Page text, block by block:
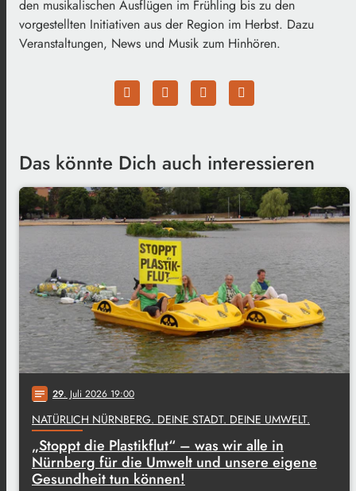
den musikalischen Ausflügen im Frühling bis zu den
vorgestellten Initiativen aus der Region im Herbst. Dazu
Veranstaltungen, News und Musik zum Hinhören.
Das könnte Dich auch interessieren
notes 29. Juli 2026 19:00
NATÜRLICH NÜRNBERG. DEINE STADT. DEINE UMWELT.
„Stoppt die Plastikflut“ – was wir alle in
Nürnberg für die Umwelt und unsere eigene
Gesundheit tun können!